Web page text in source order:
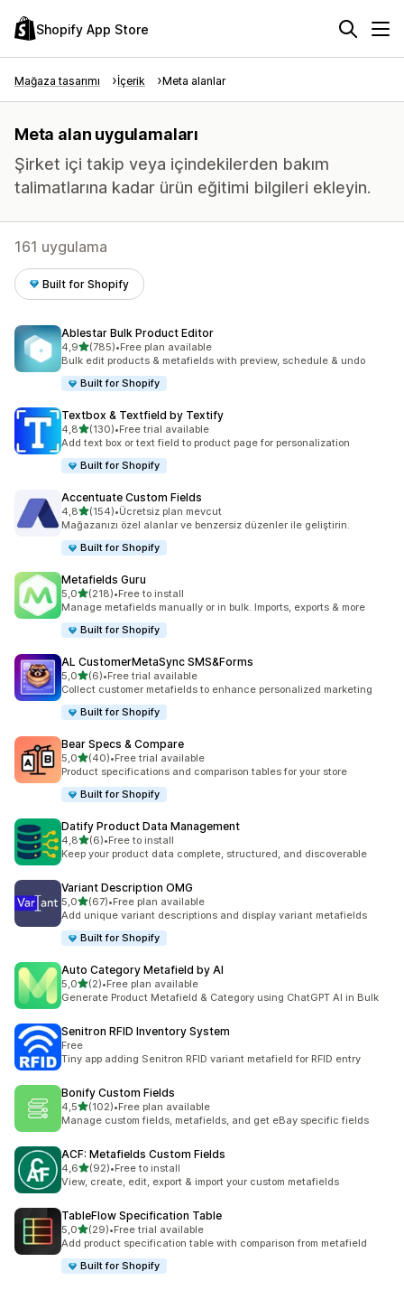
Shopify App Store
Mağaza tasarımı İçerik Meta alanlar
Meta alan uygulamaları
Şirket içi takip veya içindekilerden bakım
talimatlarına kadar ürün eğitimi bilgileri ekleyin.
161 uygulama
Built for Shopify
Ablestar Bulk Product Editor
4,95 yıldız üzerinden
(785)
toplam 785 değerlendirme
•Free plan available
Bulk edit products & metafields with preview, schedule & undo
Built for Shopify
Textbox & Textfield by Textify
4,85 yıldız üzerinden
(130)
toplam 130 değerlendirme
•Free trial available
Add text box or text field to product page for personalization
Built for Shopify
Accentuate Custom Fields
4,85 yıldız üzerinden
(154)
toplam 154 değerlendirme
•Ücretsiz plan mevcut
Mağazanızı özel alanlar ve benzersiz düzenler ile geliştirin.
Built for Shopify
Metafields Guru
5,05 yıldız üzerinden
(218)
toplam 218 değerlendirme
•Free to install
Manage metafields manually or in bulk. Imports, exports & more
Built for Shopify
AL CustomerMetaSync SMS&Forms
5,05 yıldız üzerinden
(6)
toplam 6 değerlendirme
•Free trial available
Collect customer metafields to enhance personalized marketing
Built for Shopify
Bear Specs & Compare
5,05 yıldız üzerinden
(40)
toplam 40 değerlendirme
•Free trial available
Product specifications and comparison tables for your store
Built for Shopify
Datify Product Data Management
4,85 yıldız üzerinden
(6)
toplam 6 değerlendirme
•Free to install
Keep your product data complete, structured, and discoverable
Variant Description OMG
5,05 yıldız üzerinden
(67)
toplam 67 değerlendirme
•Free plan available
Add unique variant descriptions and display variant metafields
Built for Shopify
Auto Category Metafield by AI
5,05 yıldız üzerinden
(2)
toplam 2 değerlendirme
•Free plan available
Generate Product Metafield & Category using ChatGPT AI in Bulk
Senitron RFID Inventory System
Free
Tiny app adding Senitron RFID variant metafield for RFID entry
Bonify Custom Fields
4,55 yıldız üzerinden
(102)
toplam 102 değerlendirme
•Free plan available
Manage custom fields, metafields, and get eBay specific fields
ACF: Metafields Custom Fields
4,65 yıldız üzerinden
(92)
toplam 92 değerlendirme
•Free to install
View, create, edit, export & import your custom metafields
TableFlow Specification Table
5,05 yıldız üzerinden
(29)
toplam 29 değerlendirme
•Free trial available
Add product specification table with comparison from metafield
Built for Shopify